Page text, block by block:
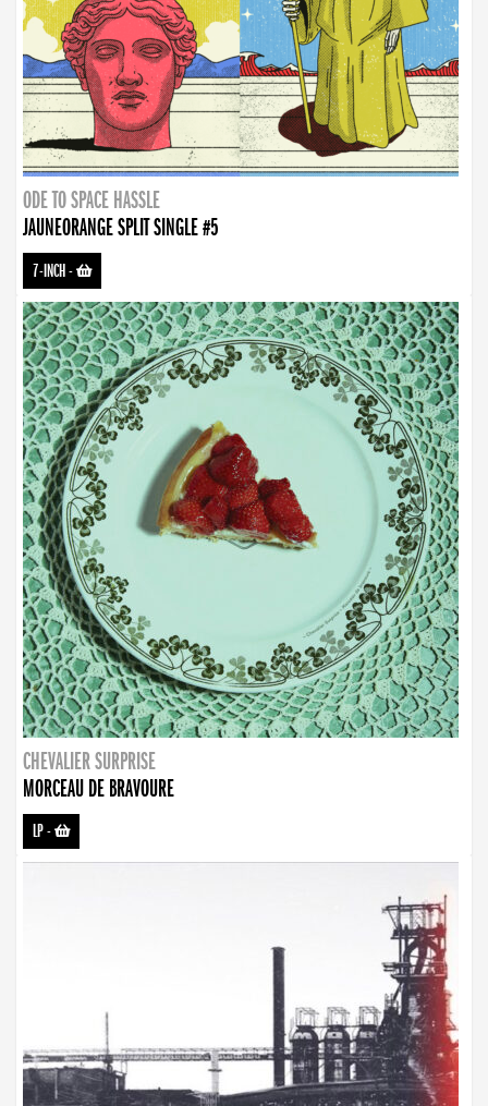
ODE TO SPACE HASSLE
JAUNEORANGE SPLIT SINGLE #5
7-INCH-
CHEVALIER SURPRISE
MORCEAU DE BRAVOURE
LP-